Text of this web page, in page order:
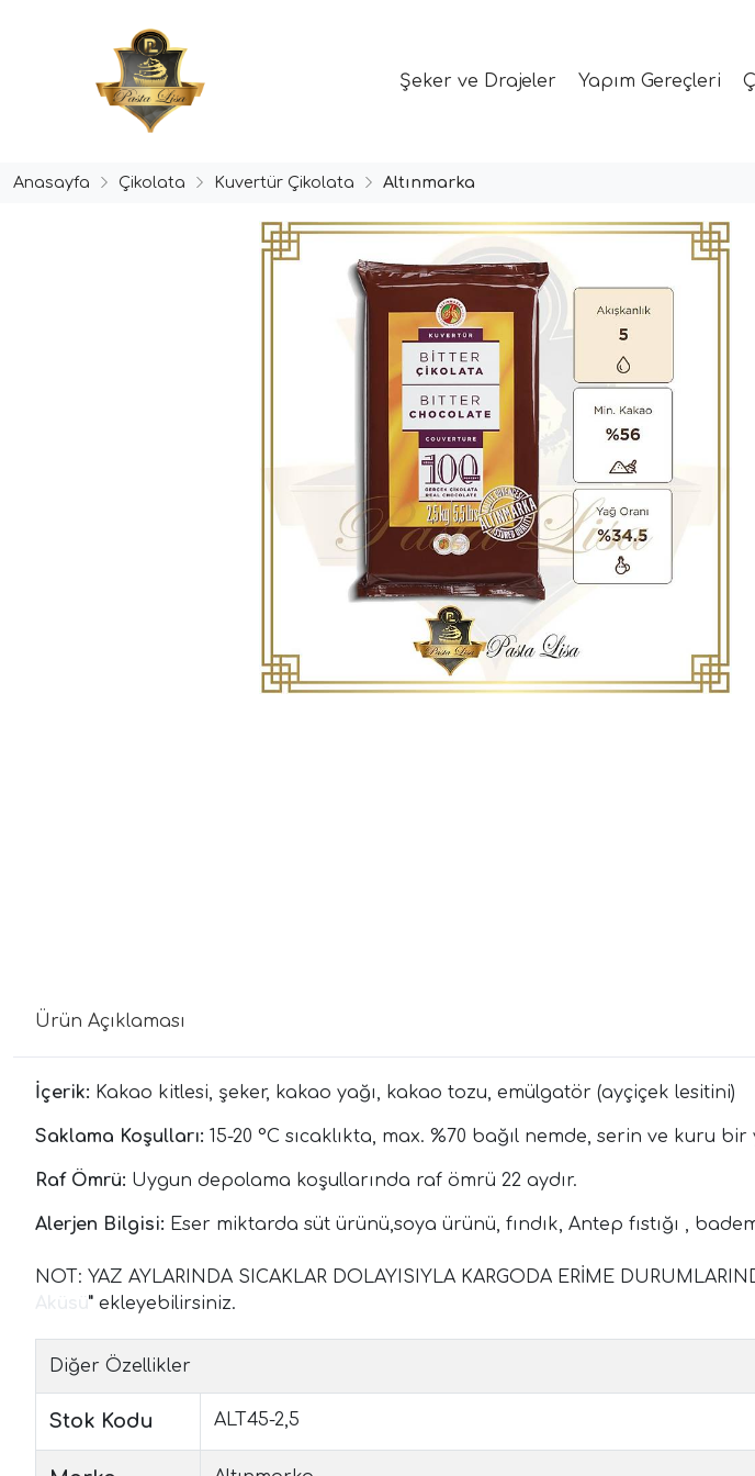
Şeker ve Drajeler Yapım Gereçleri
Anasayfa Çikolata Kuvertür Çikolata Altınmarka
Ürün Açıklaması
İçerik: Kakao kitlesi, şeker, kakao yağı, kakao tozu, emülgatör (ayçiçek lesitini)
Saklama Koşulları: 15-20 °C sıcaklıkta, max. %70 bağıl nemde, serin ve kuru
Raf Ömrü: Uygun depolama koşullarında raf ömrü 22 aydır.
Alerjen Bilgisi: Eser miktarda süt ürünü,soya ürünü, fındık, Antep fıstığı ,
NOT: YAZ AYLARINDA SICAKLAR DOLAYISIYLA KARGODA ERİME
" ekleyebilirsiniz.
Diğer Özellikler
Stok Kodu ALT45-2,5